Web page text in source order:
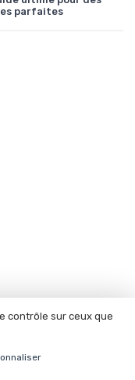
parfaites
contrôle sur ceux que